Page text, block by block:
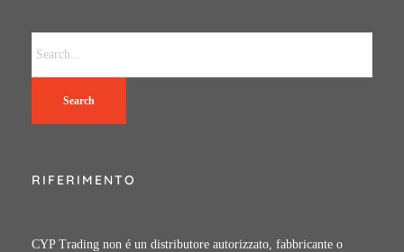
Search
RIFERIMENTO
CYP Trading non é un distributore autorizzato, fabbricante o